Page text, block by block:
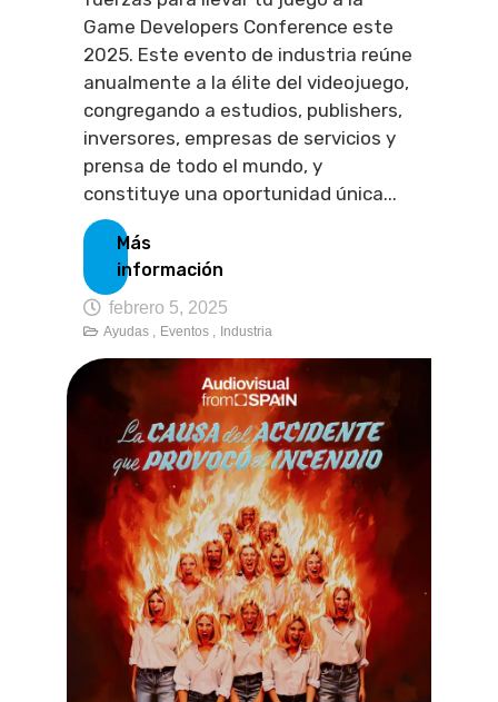
Game Developers Conference este
2025. Este evento de industria reúne
anualmente a la élite del videojuego,
congregando a estudios, publishers,
inversores, empresas de servicios y
prensa de todo el mundo, y
constituye una oportunidad única...
Más
información
febrero 5, 2025
Ayudas , Eventos , Industria